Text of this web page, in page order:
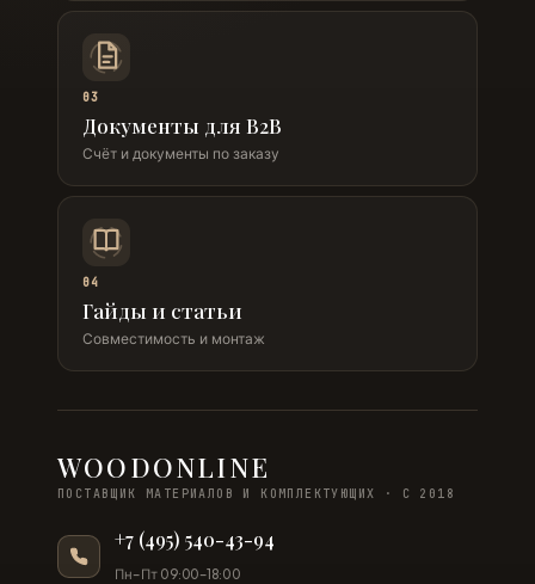
03
Документы для B2B
Счёт и документы по заказу
04
Гайды и статьи
Совместимость и монтаж
WOODONLINE
ПОСТАВЩИК МАТЕРИАЛОВ И КОМПЛЕКТУЮЩИХ · С 2018
+7 (495) 540-43-94
Пн–Пт 09:00–18:00